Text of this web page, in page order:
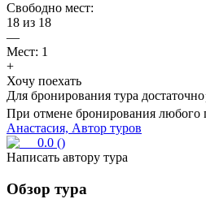
Свободно мест:
18 из 18
—
Мест: 1
+
Хочу поехать
Для бронирования тура достаточно
При отмене бронирования любого
Анастасия, Автор туров
0.0 ()
Написать автору тура
Обзор тура